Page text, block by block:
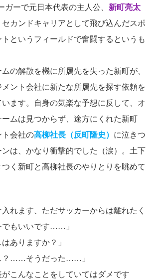
ガーで元日本代表の主人公、 新町亮太
セカンドキャリアとして飛び込んだスポ
というフィールドで奮闘するというも
の解散を機に所属先を失った新町が、
ント会社に新たな所属先を探す依頼を
ます。自身の気楽な予想に反して、オ
ムは見つからず、途方にくれた新町
ト会社の高柳社長（反町隆史） に泣きつ
は、かなり衝撃的でした（涙）。土下
く新町と高柳社長のやりとりを眺めて
入れます、ただサッカーからは離れたく
でもいいです……」
はありますか？」
？……そうだった……」
がこんなことをしていてはダメです